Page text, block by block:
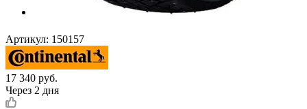
Артикул: 150157
17 340 руб.
Через 2 дня